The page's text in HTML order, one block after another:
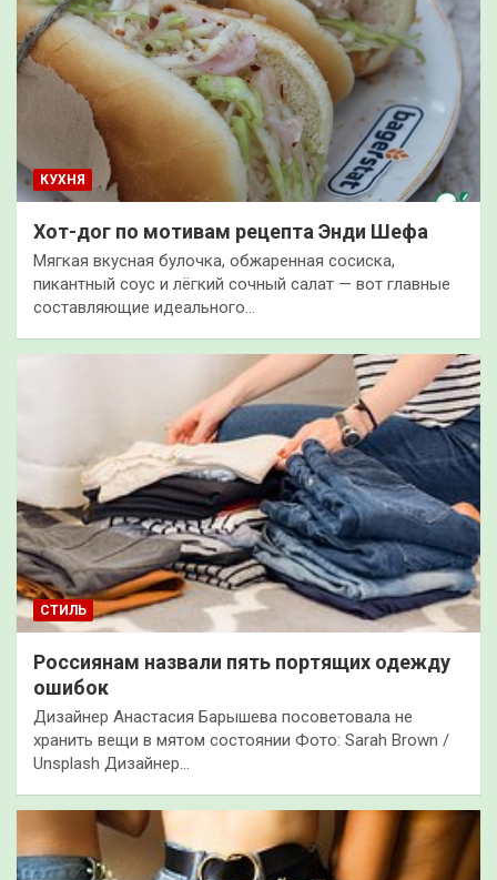
КУХНЯ
Хот-дог по мотивам рецепта Энди Шефа
Мягкая вкусная булочка, обжаренная сосиска,
пикантный соус и лёгкий сочный салат — вот главные
составляющие идеального…
СТИЛЬ
Россиянам назвали пять портящих одежду
ошибок
Дизайнер Анастасия Барышева посоветовала не
хранить вещи в мятом состоянии Фото: Sarah Brown /
Unsplash Дизайнер…